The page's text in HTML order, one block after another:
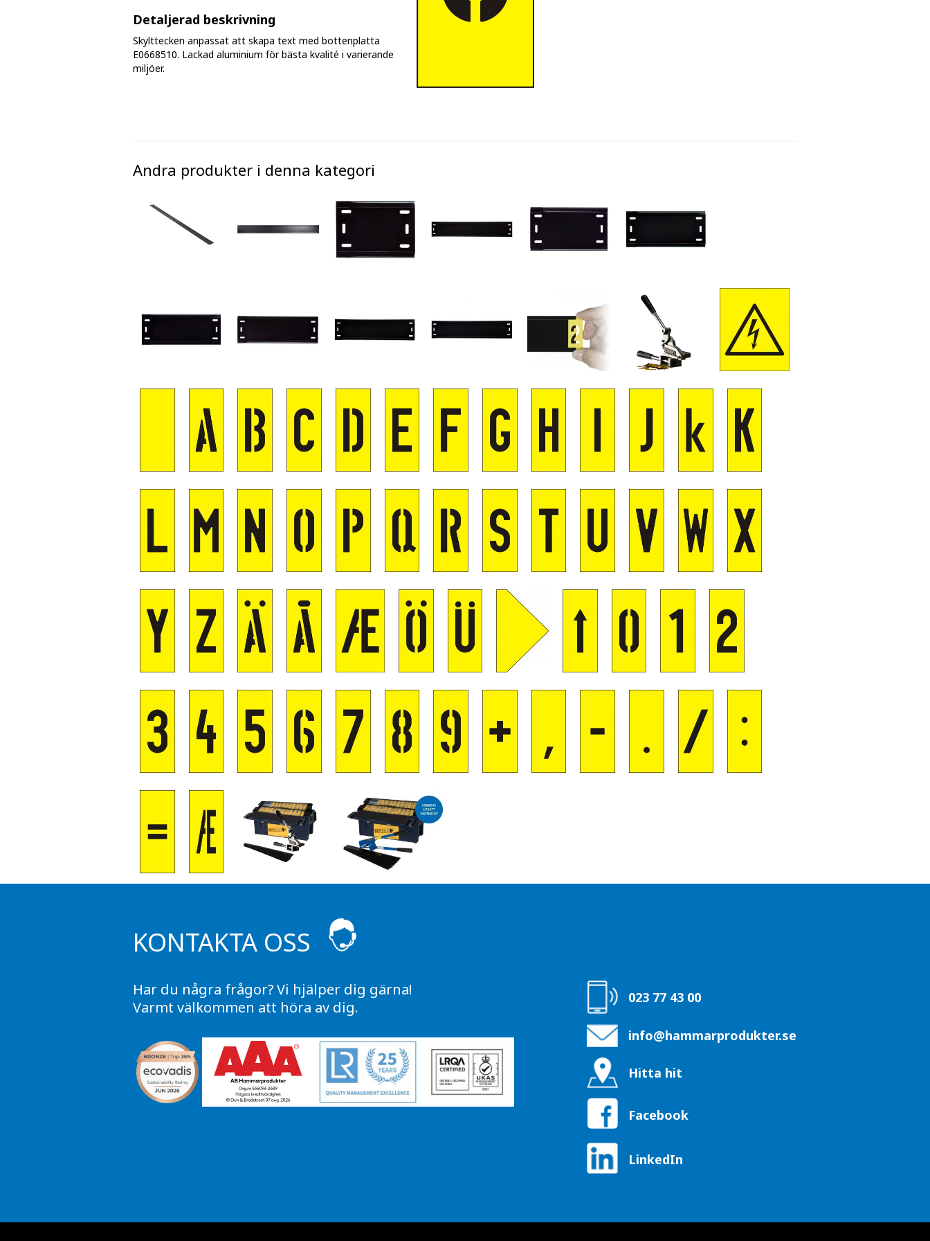
Fasmärkningstejp
Golv - markeringar och tejp
Avspärrningsband och plastkätting
Detaljerad beskrivning
Skylttecken anpassat att skapa text med bottenplatta
E0668510. Lackad aluminium för bästa kvalité i varierande
miljöer.
Andra produkter i denna kategori
KONTAKTA OSS
Har du några frågor? Vi hjälper dig gärna!
Varmt välkommen att höra av dig.
023 77 43 00
info@hammarprodukter.se
Hitta hit
Facebook
LinkedIn